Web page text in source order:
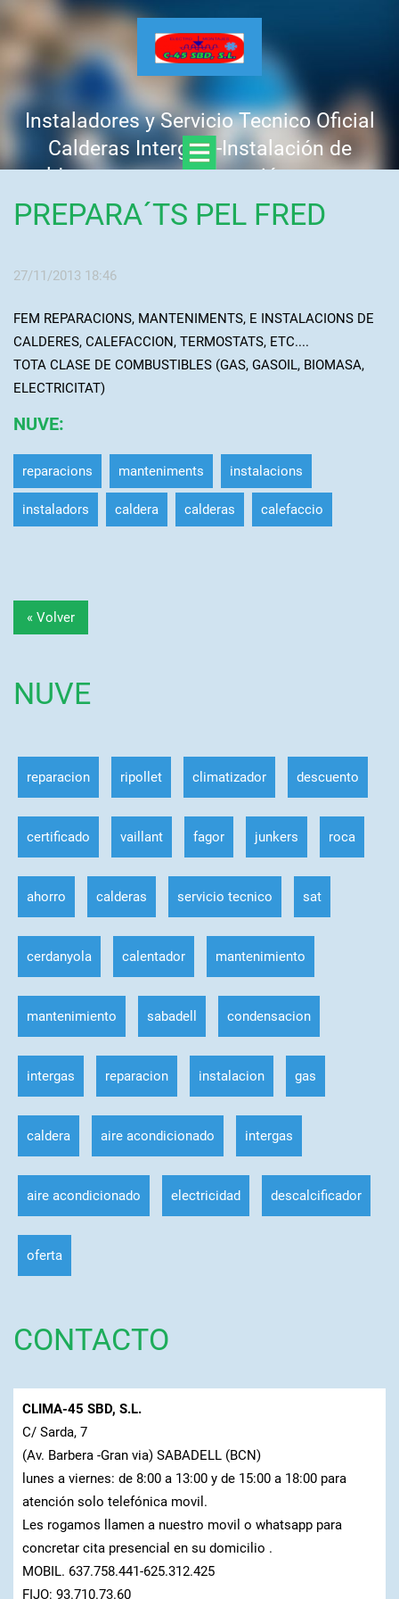
Instaladores y Servicio Tecnico Oficial
Calderas Intergas -Instalación de
calderas nuevas -Reparación urgente -
Mantenimiento y revisión anual -
Presupuesto GRATIS, sin compromiso
PREPARA´TS PEL FRED
27/11/2013 18:46
FEM REPARACIONS, MANTENIMENTS, E INSTALACIONS DE
CALDERES, CALEFACCION, TERMOSTATS, ETC....
TOTA CLASE DE COMBUSTIBLES (GAS, GASOIL, BIOMASA,
ELECTRICITAT)
NUVE:
reparacions manteniments instalacions
instaladors caldera calderas calefaccio
« Volver
NUVE
reparacion ripollet climatizador descuento
certificado vaillant fagor junkers roca
ahorro calderas servicio tecnico sat
cerdanyola calentador mantenimiento
mantenimiento sabadell condensacion
intergas reparacion instalacion gas
caldera aire acondicionado intergas
aire acondicionado electricidad descalcificador
oferta
CONTACTO
CLIMA-45 SBD, S.L.
C/ Sarda, 7
(Av. Barbera -Gran via) SABADELL (BCN)
lunes a viernes: de 8:00 a 13:00 y de 15:00 a 18:00 para
atención solo telefónica movil.
Les rogamos llamen a nuestro movil o whatsapp para
concretar cita presencial en su domicilio .
MOBIL. 637.758.441-625.312.425
FIJO: 93.710.73.60